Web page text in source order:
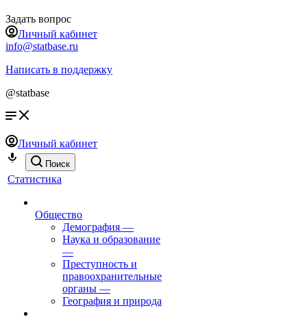
Задать вопрос
Личный кабинет
info@statbase.ru
Написать в поддержку
@statbase
Личный кабинет
Поиск
Статистика
Общество
Демография —
Наука и образование
—
Преступность и
правоохранительные
органы —
География и природа